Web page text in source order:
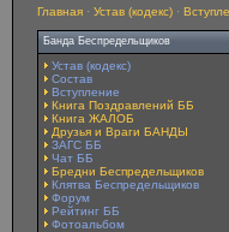
Главная · Устав (кодекс) ·
Банда Беспредельщиков
Устав (кодекс)
Состав
Вступление
Книга Поздравлений ББ
Книга ЖАЛОБ
Друзья и Враги БАНДЫ
ЗАГС ББ
Чат ББ
Бредни Беспредельщиков
Клятва Беспредельщиков
Форум
Рейтинг ББ
Фотоальбом